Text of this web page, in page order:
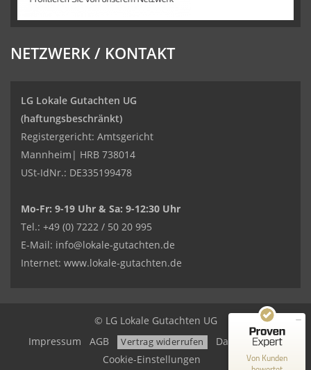
NETZWERK / KONTAKT
LG Lokale Gutachten UG
(haftungsbeschränkt)
Registergericht: Amtsgericht
Mannheim| HRB 738014
USt-IdNr.: DE335199478
Mo-Fr: 9-19 Uhr & Sa: 9-12:30 Uhr
Tel.: +49 (0) 7222 / 50 20 995
E-Mail: info@lokale-gutachten.de
Internet: www.lokale-gutachten.de
© LG Lokale Gutachten UG
Impressum
AGB Vertrag widerrufen
Datenschutz
Cookie-Einstellungen
Von Kunden
LG Lokale Gutachten UG (haftungsbeschränkt)
SEHR GUT
250
Bewertungen auf
ProvenExpert.com
30
Bewertungen von 5
anderen Quellen